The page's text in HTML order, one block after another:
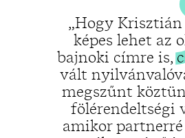
„Hogy
képes lehet az
bajnoki címre is,
vált
megszűnt
fölérendeltségi
amikor